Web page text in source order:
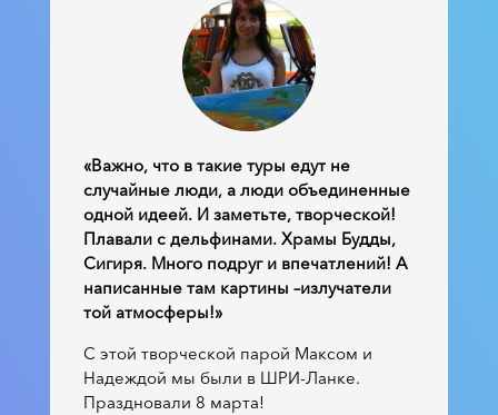
«Важно, что в такие туры едут не
случайные люди, а люди объединенные
одной идеей. И заметьте, творческой!
Плавали с дельфинами. Храмы Будды,
Сигиря. Много подруг и впечатлений! А
написанные там картины –излучатели
той атмосферы!»
С этой творческой парой Максом и
Надеждой мы были в ШРИ-Ланке.
Праздновали 8 марта!